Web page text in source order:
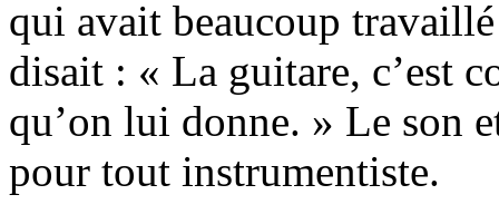
qui avait beaucoup
disait : « La guitare, c’est
qu’on lui donne. » Le son
pour tout instrumentiste.